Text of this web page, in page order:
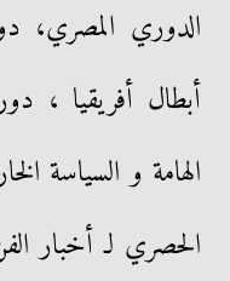
الدوري المصري،
أبطال أفريقيا ،
الهامة و السياسة
الحصري لـ أخبار